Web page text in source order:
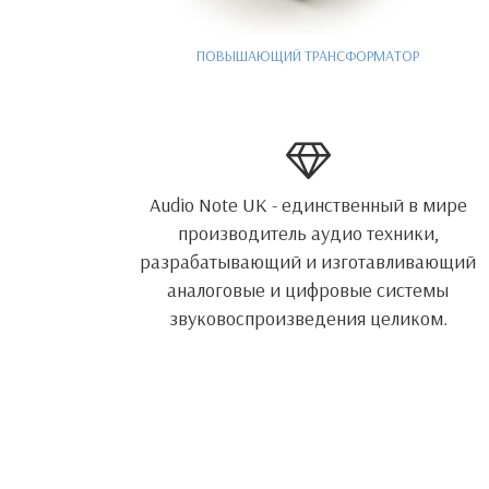
ПОВЫШАЮЩИЙ ТРАНСФОРМАТОР
Audio Note UK - единственный в мире
производитель аудио техники,
разрабатывающий и изготавливающий
аналоговые и цифровые системы
звуковоспроизведения целиком.